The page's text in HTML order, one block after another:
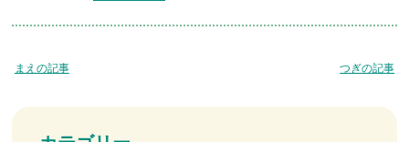
まえの記事 つぎの記事